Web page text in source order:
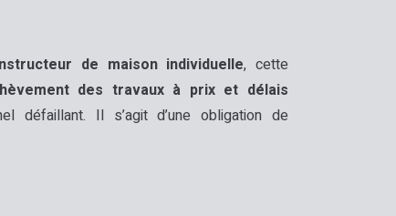
de maison individuelle, cette
des travaux à prix et délais
défaillant. Il s’agit d’une obligation de